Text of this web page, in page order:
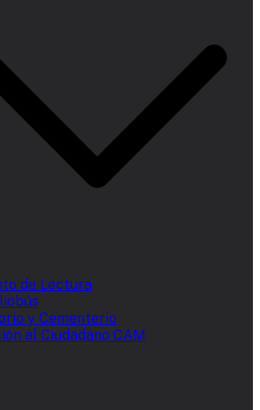
de Lectura
y Cementerio
al Ciudadano CAM